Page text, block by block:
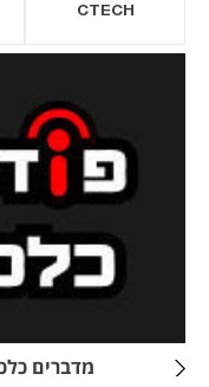
CTECH
מדברים
חדשה